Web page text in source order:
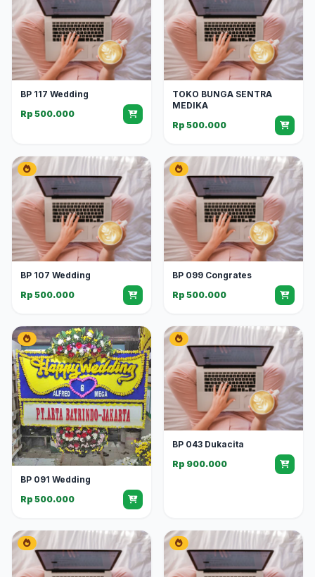
BP 117 Wedding
Rp 500.000
TOKO BUNGA SENTRA
MEDIKA
Rp 500.000
BP 107 Wedding
Rp 500.000
BP 099 Congrates
Rp 500.000
BP 091 Wedding
Rp 500.000
BP 043 Dukacita
Rp 900.000